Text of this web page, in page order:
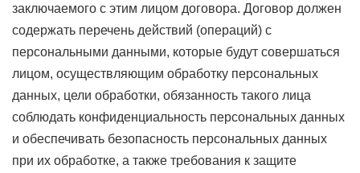
заключаемого с этим лицом договора. Договор должен
содержать перечень действий (операций) с
персональными данными, которые будут совершаться
лицом, осуществляющим обработку персональных
данных, цели обработки, обязанность такого лица
соблюдать конфиденциальность персональных данных
и обеспечивать безопасность персональных данных
при их обработке, а также требования к защите